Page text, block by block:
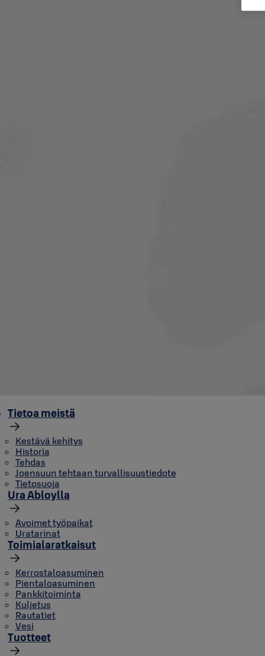
Tietoa meistä
Kestävä kehitys
Historia
Tehdas
Joensuun tehtaan turvallisuustiedote
Tietosuoja
Ura Abloylla
Avoimet työpaikat
Uratarinat
Toimialaratkaisut
Kerrostaloasuminen
Pientaloasuminen
Pankkitoiminta
Kuljetus
Rautatiet
Vesi
Tuotteet